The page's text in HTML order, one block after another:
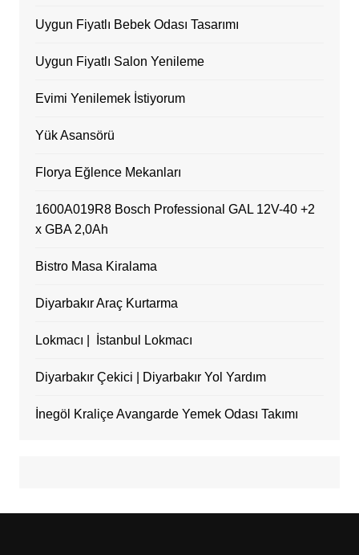
Uygun Fiyatlı Bebek Odası Tasarımı
Uygun Fiyatlı Salon Yenileme
Evimi Yenilemek İstiyorum
Yük Asansörü
Florya Eğlence Mekanları
1600A019R8 Bosch Professional GAL 12V-40 +2
x GBA 2,0Ah
Bistro Masa Kiralama
Diyarbakır Araç Kurtarma
Lokmacı | İstanbul Lokmacı
Diyarbakır Çekici | Diyarbakır Yol Yardım
İnegöl Kraliçe Avangarde Yemek Odası Takımı